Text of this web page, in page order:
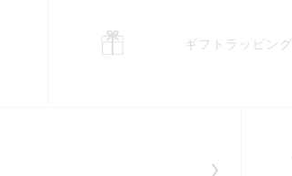
ギフトラッピング